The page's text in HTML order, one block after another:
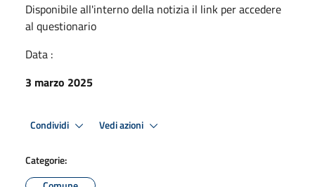
Disponibile all'interno della notizia il link per accedere
al questionario
Data :
3 marzo 2025
Condividi Vedi azioni
Categorie: